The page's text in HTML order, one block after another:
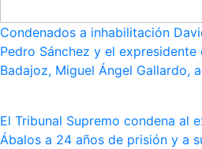
Condenados a inhabilitación
Pedro Sánchez y el
Badajoz, Miguel Ángel Gallardo,
El Tribunal Supremo condena al
Ábalos a 24 años de prisión y a